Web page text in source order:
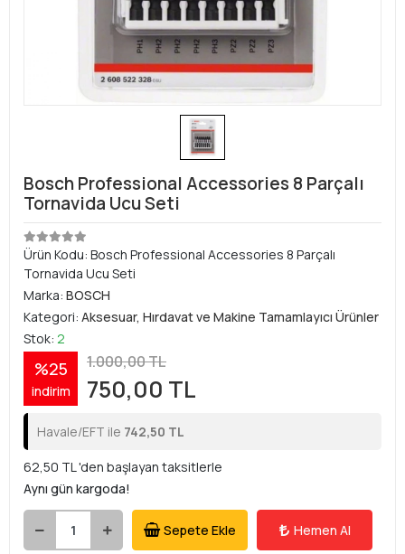
Bosch Professional Accessories 8 Parçalı
Tornavida Ucu Seti
Ürün Kodu: Bosch Professional Accessories 8 Parçalı
Tornavida Ucu Seti
Marka: BOSCH
Kategori: Aksesuar, Hırdavat ve Makine Tamamlayıcı Ürünler
Stok: 2
%25
indirim
1.000,00 TL
750,00 TL
Havale/EFT ile 742,50 TL
62,50 TL 'den başlayan taksitlerle
Aynı gün kargoda!
Sepete Ekle Hemen Al